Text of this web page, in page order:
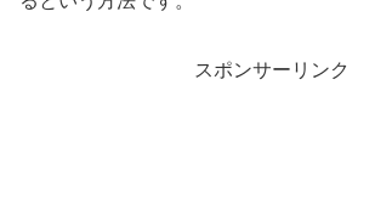
スポンサーリンク